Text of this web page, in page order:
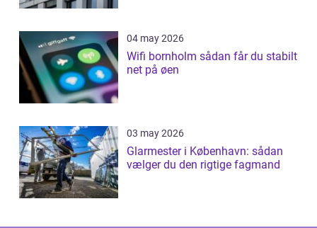
04 may 2026
Wifi bornholm sådan får du stabilt
net på øen
03 may 2026
Glarmester i København: sådan
vælger du den rigtige fagmand